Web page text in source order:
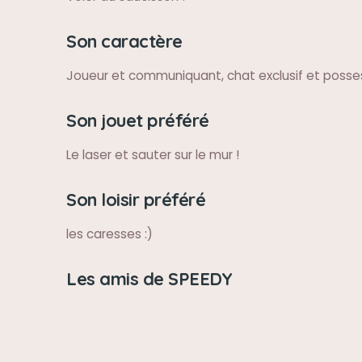
Son caractère
Joueur et communiquant, chat exclusif et
Son jouet préféré
Le laser et sauter sur le mur !
Son loisir préféré
les caresses :)
Les amis de SPEEDY